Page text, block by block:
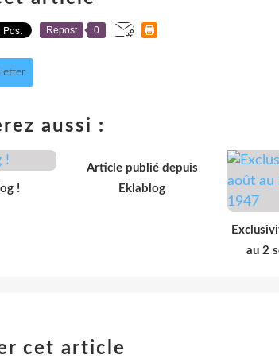
Repost 0
aussi :
!
Article publié depuis
Eklablog
au 2
cet article